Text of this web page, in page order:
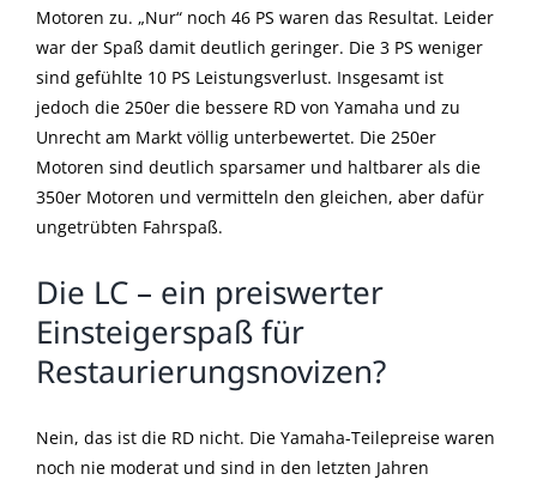
Motoren zu. „Nur“ noch 46 PS waren das Resultat. Leider
war der Spaß damit deutlich geringer. Die 3 PS weniger
sind gefühlte 10 PS Leistungsverlust. Insgesamt ist
jedoch die 250er die bessere RD von Yamaha und zu
Unrecht am Markt völlig unterbewertet. Die 250er
Motoren sind deutlich sparsamer und haltbarer als die
350er Motoren und vermitteln den gleichen, aber dafür
ungetrübten Fahrspaß.
Die LC – ein preiswerter
Einsteigerspaß für
Restaurierungsnovizen?
Nein, das ist die RD nicht. Die Yamaha-Teilepreise waren
noch nie moderat und sind in den letzten Jahren